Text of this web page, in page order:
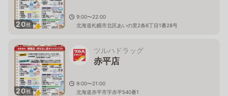
20枚
9:00〜22:00
北海道札幌市北区あいの里2条6丁目1番28号
20枚
ツルハドラッグ
赤平店
9:00〜21:00
北海道赤平市字赤平540番1